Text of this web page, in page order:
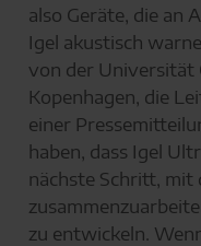
also Geräte, die an
Igel akustisch
von der Universität
Kopenhagen, die
einer
haben, dass Igel
nächste Schritt,
zu entwickeln.